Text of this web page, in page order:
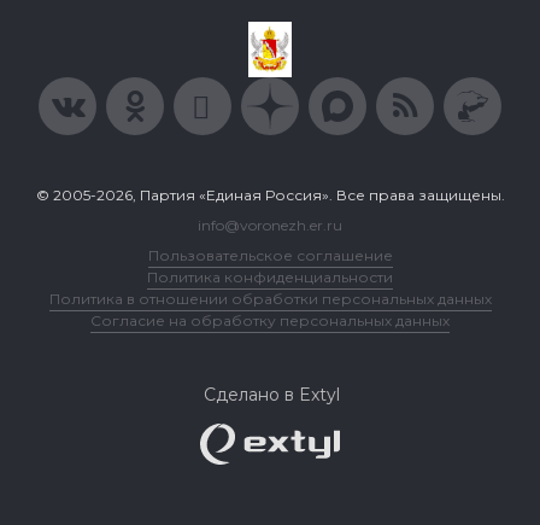
© 2005-2026, Партия «Единая Россия». Все права защищены.
info@voronezh.er.ru
Пользовательское соглашение
Политика конфиденциальности
Политика в отношении обработки персональных данных
Согласие на обработку персональных данных
Сделано в Extyl